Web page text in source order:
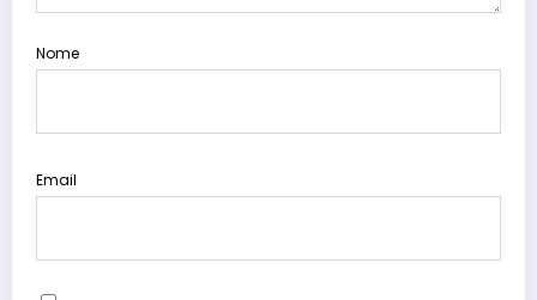
Nome
Email